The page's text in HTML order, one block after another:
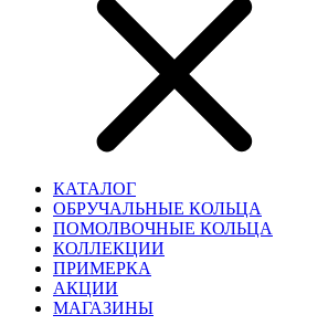
КАТАЛОГ
ОБРУЧАЛЬНЫЕ КОЛЬЦА
ПОМОЛВОЧНЫЕ КОЛЬЦА
КОЛЛЕКЦИИ
ПРИМЕРКА
АКЦИИ
МАГАЗИНЫ